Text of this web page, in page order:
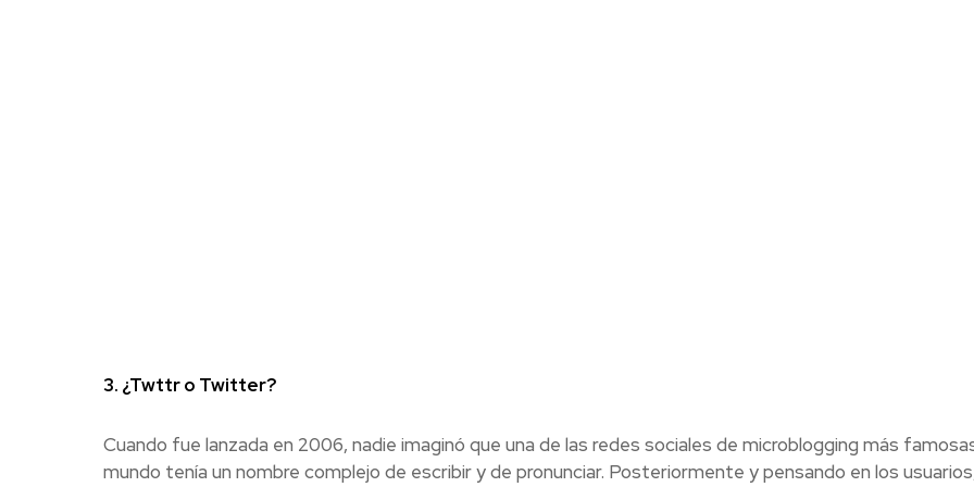
3. ¿Twttr o Twitter?
Cuando fue lanzada en 2006, nadie imaginó que una de las redes sociales de microblogging más
mundo tenía un nombre complejo de escribir y de pronunciar. Posteriormente y pensando en los